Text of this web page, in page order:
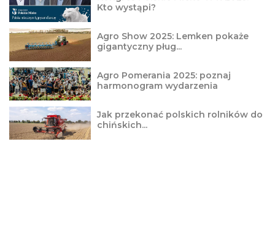
Kto wystąpi?
Agro Show 2025: Lemken pokaże
gigantyczny pług...
Agro Pomerania 2025: poznaj
harmonogram wydarzenia
Jak przekonać polskich rolników do
chińskich...